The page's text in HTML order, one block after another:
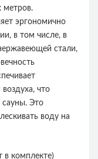
метров.
эргономично
в том числе, в
стали,
что
сауны. Это
воду на
в комплекте)